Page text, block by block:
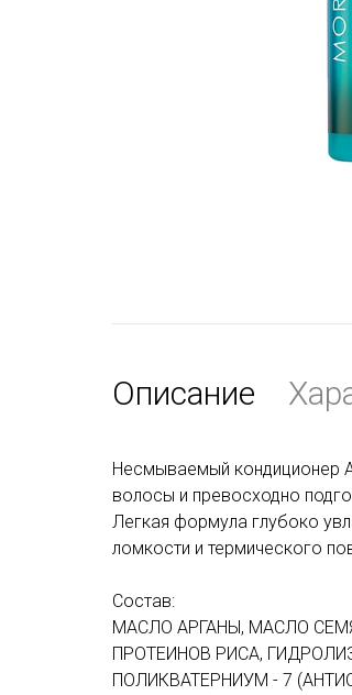
Описание
Несмываемый кондиционер
волосы и превосходно
Легкая формула глубоко
ломкости и термического
Состав:
МАСЛО АРГАНЫ, МАСЛО
ПРОТЕИНОВ РИСА,
ПОЛИКВАТЕРНИУМ - 7